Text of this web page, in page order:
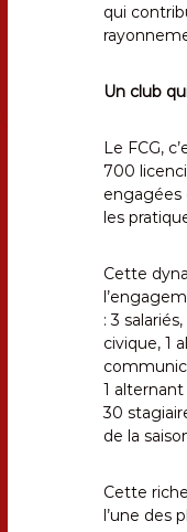
qui
Un club
Le FCG,
700
engagées
les
Cette
: 3
civique, 1
1 alternant
30
de la
Cette
l’une des